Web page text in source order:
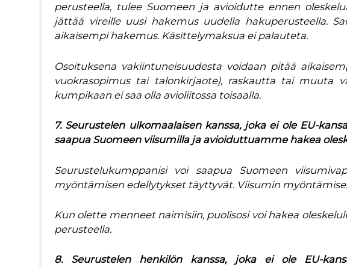
perusteella, tulee Suomeen ja avioidutte ennen
jättää vireille uusi hakemus uudella hakuperusteella.
aikaisempi hakemus. Käsittelymaksua ei palauteta.
Osoituksena vakiintuneisuudesta voidaan pitää
vuokrasopimus tai talonkirjaote), raskautta tai muuta
kumpikaan ei saa olla avioliitossa toisaalla.
7. Seurustelen ulkomaalaisen kanssa, joka ei ole EU-
saapua Suomeen viisumilla ja avioiduttuamme hakea
Seurustelukumppanisi voi saapua Suomeen
myöntämisen edellytykset täyttyvät. Viisumin
Kun olette menneet naimisiin, puolisosi voi hakea
perusteella.
8. Seurustelen henkilön kanssa, joka ei ole EU-